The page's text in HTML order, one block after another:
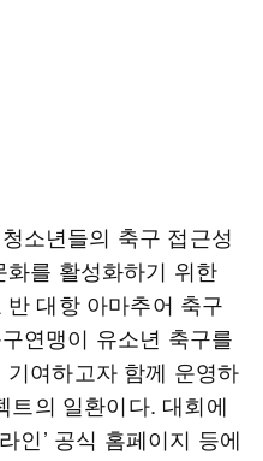
소년들의 축구 접근성
를 활성화하기 위한
대항 아마추어 축구
연맹이 유소년 축구를
여하고자 함께 운영하
트의 일환이다. 대회에
인’ 공식 홈페이지 등에